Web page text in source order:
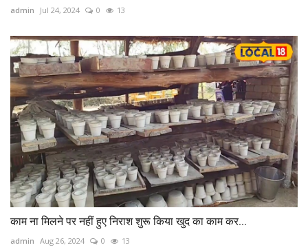
admin Jul 24, 2024 0 13
काम ना मिलने पर नहीं हुए निराश शुरू किया खुद का काम कर...
admin Aug 26, 2024 0 13